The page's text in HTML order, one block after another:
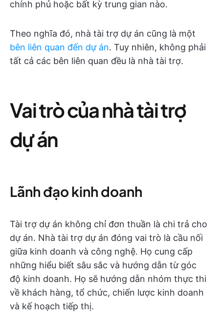
chính phủ hoặc bất kỳ trung gian nào.
Theo nghĩa đó, nhà tài trợ dự án cũng là một
bên liên quan đến dự án. Tuy nhiên, không phải
tất cả các bên liên quan đều là nhà tài trợ.
Vai trò của nhà tài trợ
dự án
Lãnh đạo kinh doanh
Tài trợ dự án không chỉ đơn thuần là chi trả cho
dự án. Nhà tài trợ dự án đóng vai trò là cầu nối
giữa kinh doanh và công nghệ. Họ cung cấp
những hiểu biết sâu sắc và hướng dẫn từ góc
độ kinh doanh. Họ sẽ hướng dẫn nhóm thực thi
về khách hàng, tổ chức, chiến lược kinh doanh
và kế hoạch tiếp thị.